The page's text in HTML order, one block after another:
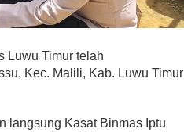
Luwu Timur telah
Kec. Malili, Kab. Luwu Timur
langsung Kasat Binmas Iptu